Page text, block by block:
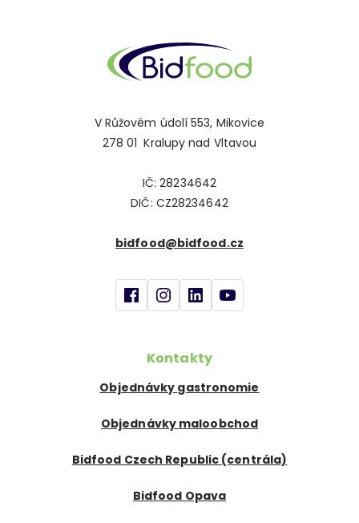
V Růžovém údolí 553, Mikovice
278 01 Kralupy nad Vltavou
IČ: 28234642
DIČ: CZ28234642
bidfood@bidfood.cz
Kontakty
Objednávky gastronomie
Objednávky maloobchod
Bidfood Czech Republic (centrála)
Bidfood Opava